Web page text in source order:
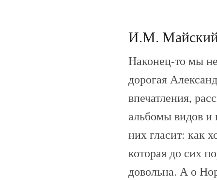
И.М. Майский
Наконец-то мы
дорогая
впечатления,
альбомы видов
них гласит: как
которая до сих
довольна. А о